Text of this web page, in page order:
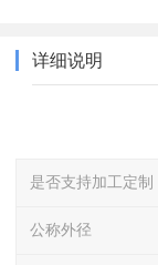
详细说明
是否支持加工定制
公称外径